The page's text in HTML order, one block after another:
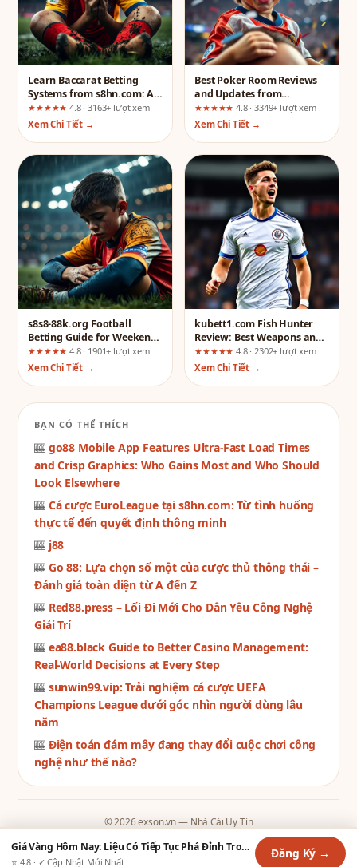
Learn Baccarat Betting
Systems from s8hn.com: A
User-Journey Risk Review
★★★★★4.8 · 3163+ lượt xem
Xem Chi Tiết →
Best Poker Room Reviews
and Updates from
lv88.org.uk: A Long-Term
User’s Perspective
★★★★★4.8 · 3349+ lượt xem
Xem Chi Tiết →
s8s8-88k.org Football
Betting Guide for Weekend
Fixtures – From Basics to
Common Pitfalls
★★★★★4.8 · 1901+ lượt xem
Xem Chi Tiết →
kubett1.com Fish Hunter
Review: Best Weapons and
Bonuses
★★★★★4.8 · 2302+ lượt xem
Xem Chi Tiết →
BẠN CÓ THỂ THÍCH
🎰 go88 Mobile App Features Ultra-Fast Load Times
and Crisp Graphics: Who Gains Most and Who Should
Look Elsewhere
🎰 Cá cược EuroLeague tại s8hn.com: Từ tình huống
thực tế đến quyết định thông minh
🎰 j88
🎰 Go 88: Lựa chọn số một của cược thủ thông thái –
Đánh giá toàn diện từ A đến Z
🎰 Red88.press – Lối Đi Mới Cho Dân Yêu Công Nghệ
Giải Trí
🎰 ea88.black Guide to Better Casino Management:
Real-World Decisions at Every Step
🎰 sunwin99.vip: Trải nghiệm cá cược UEFA
Champions League dưới góc nhìn người dùng lâu
năm
🎰 Điện toán đám mây đang thay đổi cuộc chơi công
nghệ như thế nào?
© 2026 exson.vn — Nhà Cái Uy Tín
Contact
·Chính Sách Giao Dịch· Chính Sách Hoàn Trả
Chính Sách Bảo Mật
·
Điều Khoản Dịch Vụ Tra Cứu Vé Tất Cả Game Sitemap
Giá Vàng Hôm Nay: Liệu Có Tiếp Tục Phá Đỉnh Trong Thời Gian Tới?
⭐ 4.8 · ✓ Cập Nhật Mới Nhất
Đăng Ký →